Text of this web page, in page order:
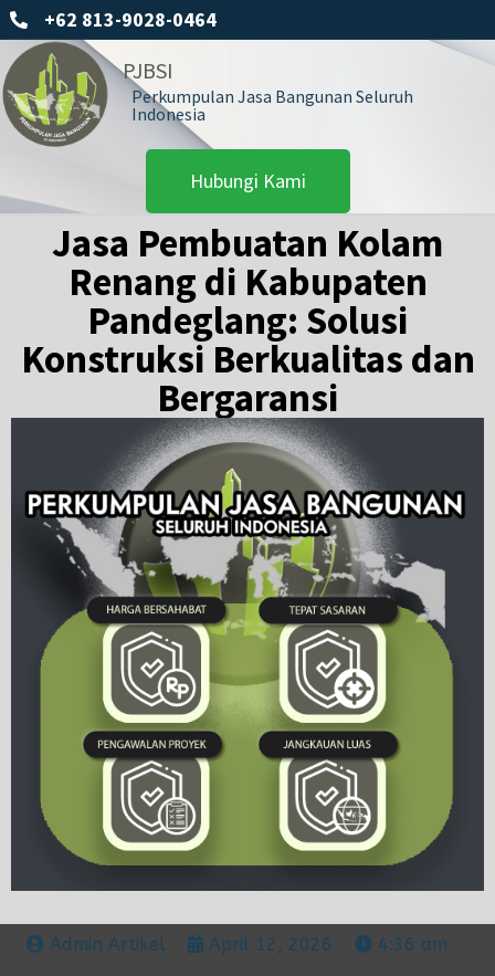
+62 813-9028-0464
PJBSI
Perkumpulan Jasa Bangunan Seluruh
Indonesia
Hubungi Kami
Jasa Pembuatan Kolam
Renang di Kabupaten
Pandeglang: Solusi
Konstruksi Berkualitas dan
Bergaransi
Admin Artikel April 12, 2026 4:36 am